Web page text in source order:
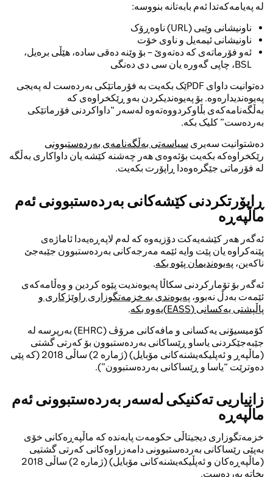
لە پەیامەکەتدا ئەم بابەتانە بنووسە:
ناونیشانی وێبی (URL) ناوەڕۆک
ناونیشانی ئیمەیل و ناوی خۆت
ئەو فۆرماتەی کە دەتەوێ – بۆ وێنە دەقی سادە، هێڵی برەیل،
BSL، چاپی گەورە یان سی دی دەنگی
دەتوانیت داوای PDFێک بکەیت بە فۆرماتێکی بەردەست لە پەیجی
پەیوەندیدارەوە. بۆ پەیوەندیکردن بەو ڕێکخراوەی کە
بەڵگەنامەکەی بڵاوکردووەتەوە لەسەر “داواکردنی فۆرماتێکی
بەردەست” کلیک بکە.
دەشتوانیت سەیری سیاسەتی بەڵگەنامەی بەردەستبوونی
رێکخراوەکە بکەیت بۆئەوەی هەر چەشنە کێشە یان داواکاری بەڵگە
لە فۆرماتی جێگرەوەدا ڕاپۆرت بکەیت.
ڕاپۆرتکردنی کێشەکانی بەردەستبوونی ئەم
ماڵپەڕە
ئەگەر هەر کێشەیەکت دۆزیەوە کە لەم لاپەڕەیەدا ئاماژەی
پێنەکراوە یان پێت وایە ئێمە مەرجەکانی بەردەستبوون جێبەجێ
ناکەین، پەیوەندیمان پێوە بکە.
ئەگەر بۆ تۆمارکردنی سکاڵا پەیوەندیت پێوە کردین و وەڵامەکەی
ئێمەت بەدڵ نەبوو، پەیوەندی بە خزمەتگوزاری راوێژکاری و
پاڵپشتی یەکسانی (EASS)یەوە بکە
.
کۆمیسیۆنی یەکسانی و مافەکانی مرۆڤ (EHRC) بەرپرسە لە
جێبەجێکردنی یاساو ڕێساکانی بەردەستبوون بۆ کەرتی گشتی
(ماڵپەڕ و ئەپلیکەیشنەکانی مۆبایل) (ژمارە 2) ساڵی 2018 (کە پێی
دەوترێت “یاسا و ڕێساکانی بەردەستبوون”).
زانیاریی تەکنیکی لەسەر بەردەستبوونی ئەم
ماڵپەڕە
خزمەتگوزاری دیجیتاڵی حکومەت پابەندە کە ماڵپەڕەکانی خۆی
بەپێی رێساکانی بەردەستبوونی دامەزراوەکانی کەرتی گشتیی
(ماڵپەڕەکان و ئەپڵیکەیشنەکانی مۆبایل) (ژمارە 2) ساڵی 2018
بخاتە بەردەست.